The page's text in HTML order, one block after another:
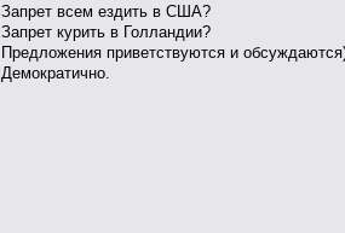
Запрет всем ездить в США?
Запрет курить в Голландии?
Предложения приветствуются и
Демократично.